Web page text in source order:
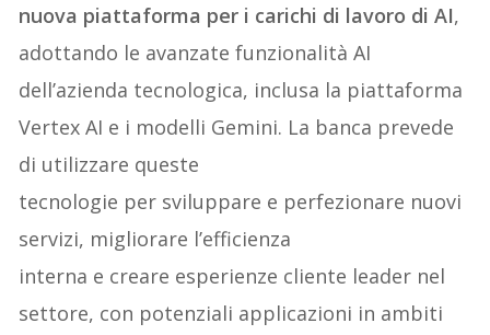
nuova piattaforma per i carichi di lavoro di AI,
adottando le avanzate funzionalità AI
dell’azienda tecnologica, inclusa la piattaforma
Vertex AI e i modelli Gemini. La banca prevede
di utilizzare queste
tecnologie per sviluppare e perfezionare nuovi
servizi, migliorare l’efficienza
interna e creare esperienze cliente leader nel
settore, con potenziali applicazioni in ambiti